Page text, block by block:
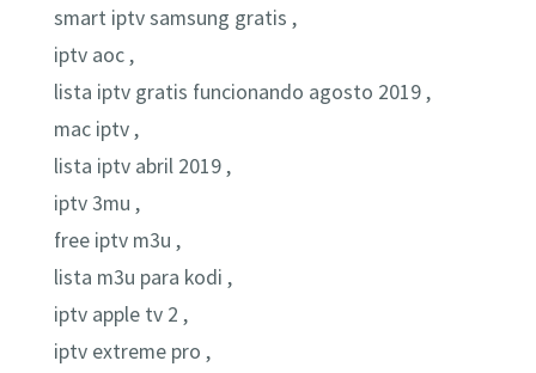
smart iptv samsung gratis ,
iptv aoc ,
lista iptv gratis funcionando agosto 2019 ,
mac iptv ,
lista iptv abril 2019 ,
iptv 3mu ,
free iptv m3u ,
lista m3u para kodi ,
iptv apple tv 2 ,
iptv extreme pro ,